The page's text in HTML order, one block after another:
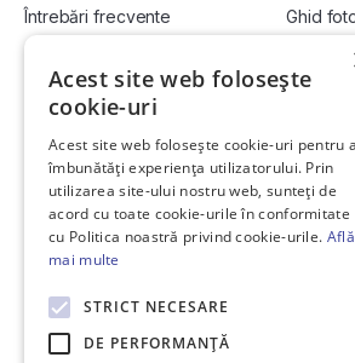
Întrebări frecvente
Cum vând la licitație?
Ghid
Vinde-
Devino
Link-uri utile
Informații utile vizionare
Contact
Soluționarea Online a litigiilor
ANCP
Termeni
Politică
Politica
Acest site web folosește
cookie-uri
Acest site web folosește cookie-uri pentru a
îmbunătăți experiența utilizatorului. Prin
utilizarea site-ului nostru web, sunteți de
acord cu toate cookie-urile în conformitate
cu Politica noastră privind cookie-urile. Află
mai multe
STRICT NECESARE
DE PERFORMANȚĂ